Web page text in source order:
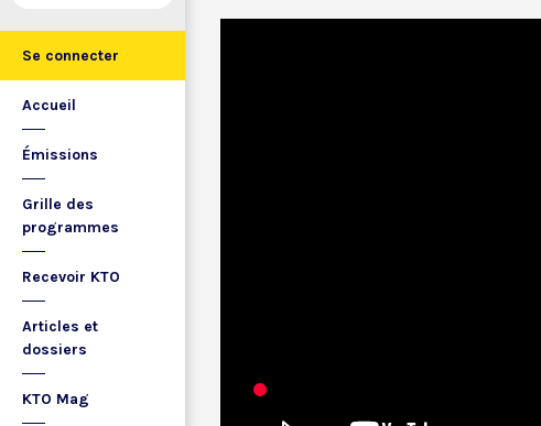
Se connecter
Accueil
Émissions
Grille des
programmes
Recevoir KTO
Articles et
dossiers
KTO Mag